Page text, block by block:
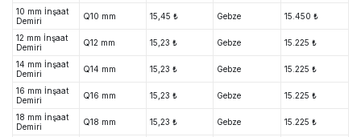
10 mm İnşaat
Demiri
Q10 mm 15,45 ₺ Gebze 15.450 ₺
12 mm İnşaat
Demiri
Q12 mm 15,23 ₺ Gebze 15.225 ₺
14 mm İnşaat
Demiri
Q14 mm 15,23 ₺ Gebze 15.225 ₺
16 mm İnşaat
Demiri
Q16 mm 15,23 ₺ Gebze 15.225 ₺
18 mm İnşaat
Demiri
Q18 mm 15,23 ₺ Gebze 15.225 ₺